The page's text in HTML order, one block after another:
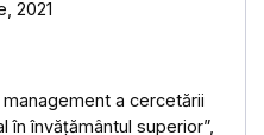
2021
a cercetării
în învățământul superior”,